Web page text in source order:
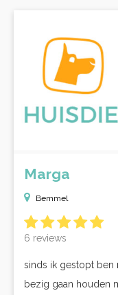
Marga
Bemmel
6 reviews
sinds ik gestopt ben
bezig gaan houden